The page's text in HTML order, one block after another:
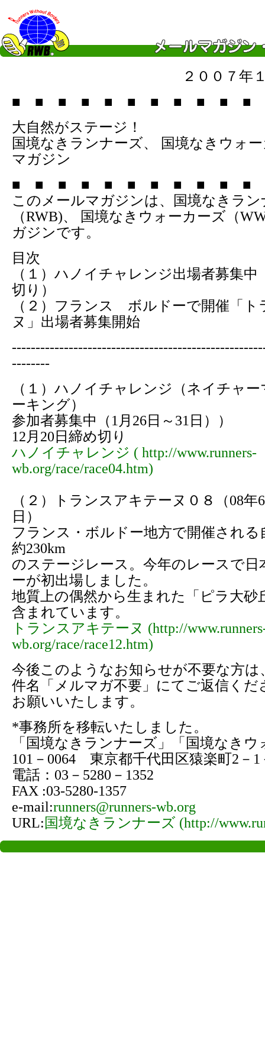
２００７年
■ ■ ■ ■ ■ ■ ■ ■ ■ ■ ■
大自然がステージ！
国境なきランナーズ、 国境なきウォ
マガジン
■ ■ ■ ■ ■ ■ ■ ■ ■ ■ ■
このメールマガジンは、国境なきラン
（RWB)、 国境なきウォーカーズ（
ガジンです。
目次
（１）ハノイチャレンジ出場者募集中
切り）
（２）フランス ボルドーで開催「ト
ヌ」出場者募集開始
--------
（１）ハノイチャレンジ（ネイチャ
ーキング）
参加者募集中（1月26日～31日））
12月20日締め切り
ハノイチャレンジ ( http://www.runners-
wb.org/race/race04.htm)
（２）トランスアキテーヌ０８（08年
日）
フランス・ボルドー地方で開催される
約230km
のステージレース。今年のレースで日
ーが初出場しました。
地質上の偶然から生まれた「ピラ大砂
含まれています。
トランスアキテーヌ (http://
wb.org/race/race12.htm)
今後このようなお知らせが不要な方は
件名「メルマガ不要」にてご返信くだ
お願いいたします。
*事務所を移転いたしました。
「国境なきランナーズ」「国境なき
101－0064 東京都千代田区猿楽町2－
電話：03－5280－1352
FAX :03-5280-1357
e-mail:runners@runners-wb.org
URL:国境なきランナーズ (http://